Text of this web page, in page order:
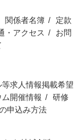
関係者名簿
定款
・アクセス
お問
求人情報掲載希望
開催情報
研修
申込み方法